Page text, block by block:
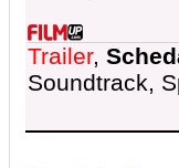
Trailer,
Soundtrack,